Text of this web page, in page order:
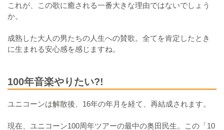
これが、この歌に癒される一番大きな理由ではないでしょう
か。
成熟した大人の男たちの人生への賛歌。全てを肯定したとき
に生まれる安心感を感じますね。
100年音楽やりたい?!
ユニコーンは解散後、16年の年月を経て、再結成されます。
現在、ユニコーン100周年ツアーの最中の奥田民生。この「10